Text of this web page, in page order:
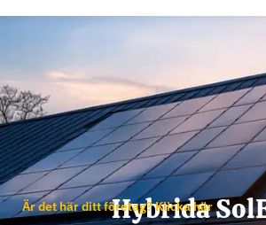
Hybrida
Är det här ditt företag? Klicka här